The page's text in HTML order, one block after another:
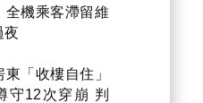
機乘客滯留維
夜
「收樓自住」
守12次穿崩 判